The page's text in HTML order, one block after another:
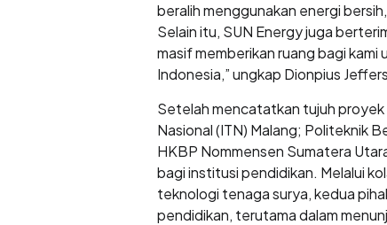
beralih menggunakan energi
Selain itu, SUN Energy juga
masif memberikan ruang bagi
Indonesia,” ungkap Dionpius
Setelah mencatatkan tujuh
Nasional (ITN) Malang; Politeknik
HKBP Nommensen Sumatera
bagi institusi pendidikan. Melalui
teknologi tenaga surya, kedua
pendidikan, terutama dalam